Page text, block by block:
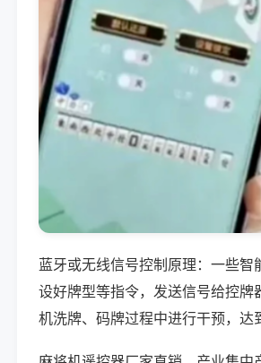
蓝牙或无线信号控制原理：一些
设好牌型等指令，发送信号给控
机洗牌、码牌过程中进行干预，达